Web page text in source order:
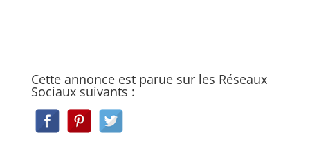
Cette annonce est parue sur les Réseaux
Sociaux suivants :